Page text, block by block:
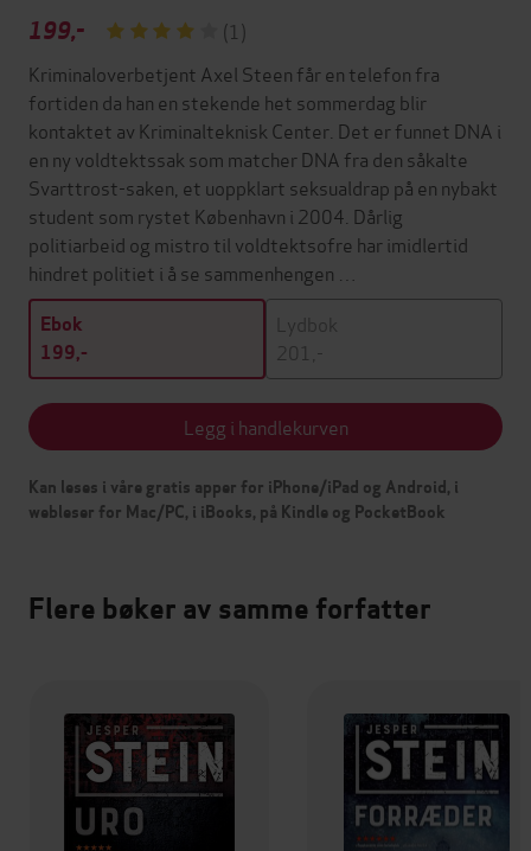
199,-
(1)
Kriminaloverbetjent Axel Steen får en telefon fra
fortiden da han en stekende het sommerdag blir
kontaktet av Kriminalteknisk Center. Det er funnet DNA i
en ny voldtektssak som matcher DNA fra den såkalte
Svarttrost-saken, et uoppklart seksualdrap på en nybakt
student som rystet København i 2004. Dårlig
politiarbeid og mistro til voldtektsofre har imidlertid
hindret politiet i å se sammenhengen …
Ebok
199,-
Lydbok
201,-
Legg i handlekurven
Kan leses i våre gratis apper for iPhone/iPad og Android, i
webleser for Mac/PC, i iBooks, på Kindle og PocketBook
Flere bøker av samme forfatter